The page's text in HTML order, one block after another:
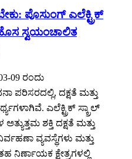
ಪೊಸುಂಗ್ ಎಲೆಕ್ಟ್ರಿಕ್
ಸ್ವಯಂಚಾಲಿತ
09 ರಂದು
ಪರಿಸರದಲ್ಲಿ, ದಕ್ಷತೆ ಮತ್ತು
ಎಲೆಕ್ಟ್ರಿಕ್ ಸ್ಕ್ರಾಲ್
ಶಕ್ತಿ ದಕ್ಷತೆ ಮತ್ತು
ವ್ಯವಸ್ಥೆಗಳು ಮತ್ತು
ನಿರ್ಣಾಯಕ ಕ್ಷೇತ್ರಗಳಲ್ಲಿ